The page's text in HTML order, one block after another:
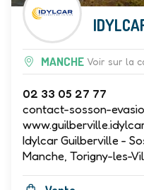
MANCHE Voir sur la
02 33 05 27 77
contact-sosson-
Idylcar Guilberville -